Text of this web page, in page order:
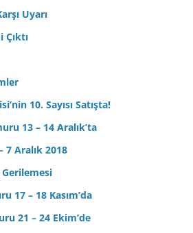
Uyarı
10. Sayısı Satışta!
13 – 14 Aralık’ta
7 Aralık 2018
17 – 18 Kasım’da
21 – 24 Ekim’de